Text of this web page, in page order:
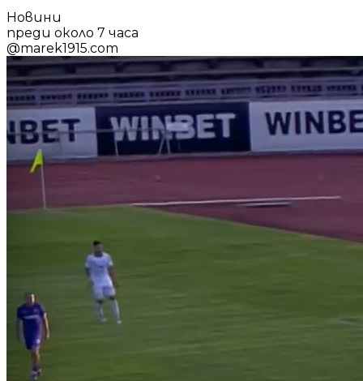
Новини
преди около 7 часа
@marek1915.com